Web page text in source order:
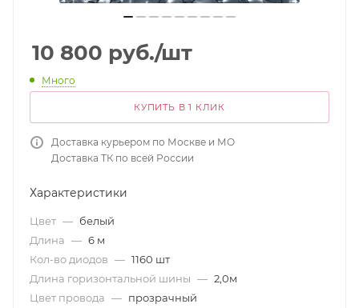
10 800 руб./шт
Много
КУПИТЬ В 1 КЛИК
Доставка курьером по Москве и МО
Доставка ТК по всей России
Характеристики
Цвет — белый
Длина — 6 м
Кол-во диодов — 1160 шт
Длина горизонтальной шины — 2,0м
Цвет провода — прозрачный